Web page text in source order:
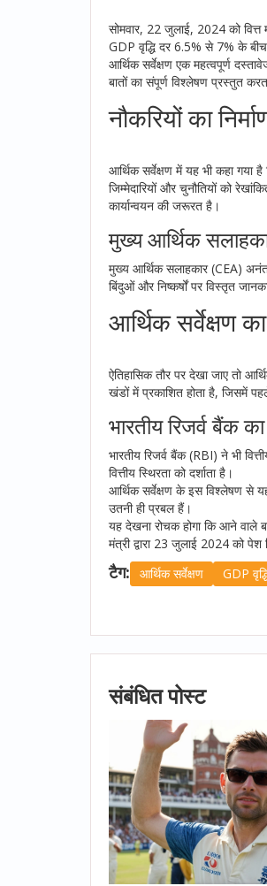
सोमवार, 22 जुलाई, 2024 को वित्त
GDP वृद्धि दर 6.5% से 7% के
आर्थिक सर्वेक्षण एक महत्वपूर्ण
बातों का संपूर्ण विश्लेषण प्रस्तुत
नौकरियों का
आर्थिक सर्वेक्षण में यह भी कहा
जिम्मेदारियों और चुनौतियों को
कार्यान्वयन की जरूरत है।
मुख्य आर्थिक
मुख्य आर्थिक सलाहकार (CEA)
बिंदुओं और निष्कर्षों पर विस्तृत
आर्थिक सर्वेक्षण
ऐतिहासिक तौर पर देखा जाए तो
खंडों में प्रकाशित होता है, जिसमें
भारतीय रिजर्व बैंक
भारतीय रिजर्व बैंक (RBI) ने भी
वित्तीय स्थिरता को दर्शाता है।
आर्थिक सर्वेक्षण के इस विश्लेषण से
उतनी ही प्रबल हैं।
यह देखना रोचक होगा कि आने वाले
मंत्री द्वारा 23 जुलाई 2024 को
टैग: आर्थिक सर्वेक्षण GDP
संबंधित पोस्ट